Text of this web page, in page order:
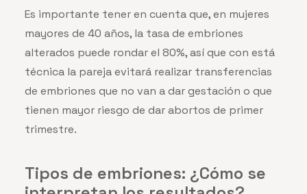
Es importante tener en cuenta que, en mujeres
mayores de 40 años, la tasa de embriones
alterados puede rondar el 80%, así que con está
técnica la pareja evitará realizar transferencias
de embriones que no van a dar gestación o que
tienen mayor riesgo de dar abortos de primer
trimestre.
Tipos de embriones: ¿Cómo se